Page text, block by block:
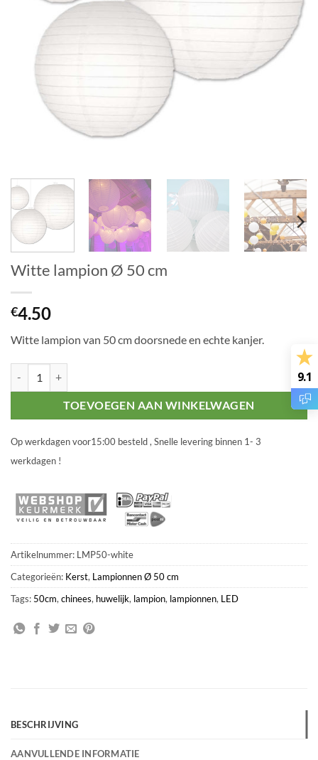
Witte lampion Ø 50 cm
€4.50
Witte lampion van 50 cm doorsnede en echte kanjer.
TOEVOEGEN AAN WINKELWAGEN
Op werkdagen voor15:00 besteld , Snelle levering binnen 1- 3
werkdagen !
Artikelnummer: LMP50-white
Categorieën: Kerst, Lampionnen Ø 50 cm
Tags: 50cm, chinees, huwelijk, lampion, lampionnen, LED
BESCHRIJVING
AANVULLENDE INFORMATIE
9.1